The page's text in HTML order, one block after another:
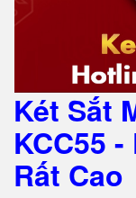
Két Sắt
KCC55
Rất Cao